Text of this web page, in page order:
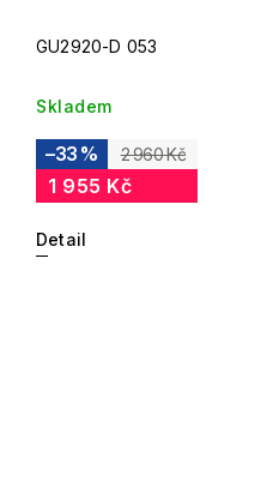
GU2920-D 053
Skladem
2 960 Kč
–33 %
1 955 Kč
Detail